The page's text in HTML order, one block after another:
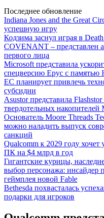
Последнее обновление
Indiana Jones and the Great
успешную игру
Кодзима заснул играя в
COVENANT – представлен
первого лица
Microsoft представила
спецверсию Epyc с памятью
ЕС планирует привлечь
субсидии
Asustor представила
твердотельных накопителей
Основатель Moore Threads
можно наладить выпуск
санкций
Qualcomm к 2029 году хочет
ПК на $4 млрд в год
Гигантские курицы,
выбор персонажа: инсайдер
геймплея новой Fable
Bethesda похвасталась
подарки для игроков